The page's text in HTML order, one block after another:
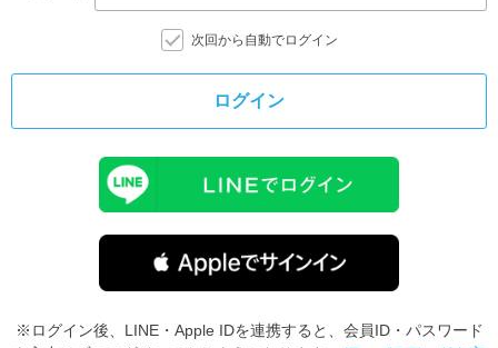
次回から自動でログイン
ログイン
※ログイン後、LINE・Apple IDを連携すると、会員ID・パスワード